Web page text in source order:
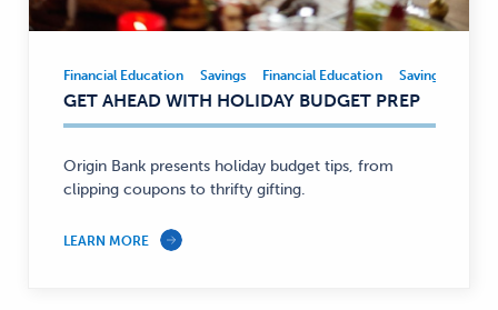
Financial
Education,
Savings
—
Financial Education Savings Financial Education Savings
GET AHEAD WITH HOLIDAY BUDGET PREP
Origin Bank presents holiday budget tips, from
clipping coupons to thrifty gifting.
LEARN MORE